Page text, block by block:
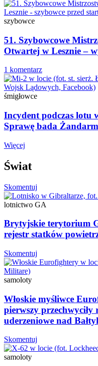
szybowce
51. Szybowcowe
Otwartej w Lesznie –
1 komentarz
śmigłowce
Incydent podczas lotu
Sprawę bada
Więcej
Świat
Skomentuj
lotnictwo GA
Brytyjskie terytorium
rejestr statków
Skomentuj
samoloty
Włoskie myśliwce
pierwszy przechwyciły
uderzeniowe nad
Skomentuj
samoloty